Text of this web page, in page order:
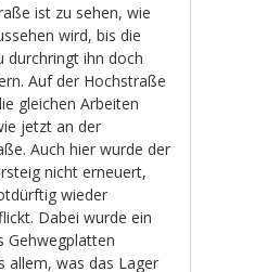
ist zu sehen, wie
wird, bis die
durchringt ihn doch
Auf der Hochstraße
gleichen Arbeiten
jetzt an der
Auch hier wurde der
nicht erneuert,
wieder
Dabei wurde ein
Gehwegplatten
allem, was das Lager